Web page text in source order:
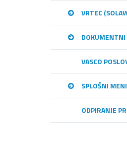
VRTEC
VASCO
SPLOŠNI
ODPIRANJE